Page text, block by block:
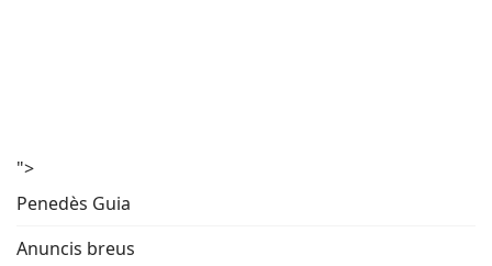
">
Penedès Guia
Anuncis breus